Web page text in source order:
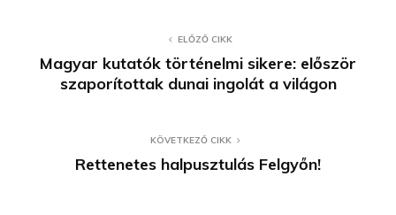
ELŐZŐ CIKK
Magyar kutatók történelmi sikere: először
szaporítottak dunai ingolát a világon
KÖVETKEZŐ CIKK
Rettenetes halpusztulás Felgyőn!